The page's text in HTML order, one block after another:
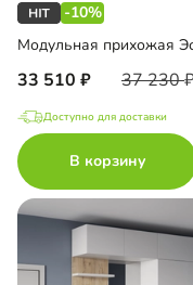
-10%
Модульная прихожая
33 510 37 230
Доступно для доставки
В корзину